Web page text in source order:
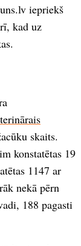
iepriekš
kad uz
skaits.
konstatētas 19
1147 ar
nekā pērn
188 pagasti